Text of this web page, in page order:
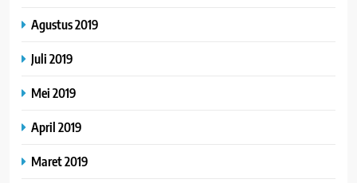
Agustus 2019
Juli 2019
Mei 2019
April 2019
Maret 2019